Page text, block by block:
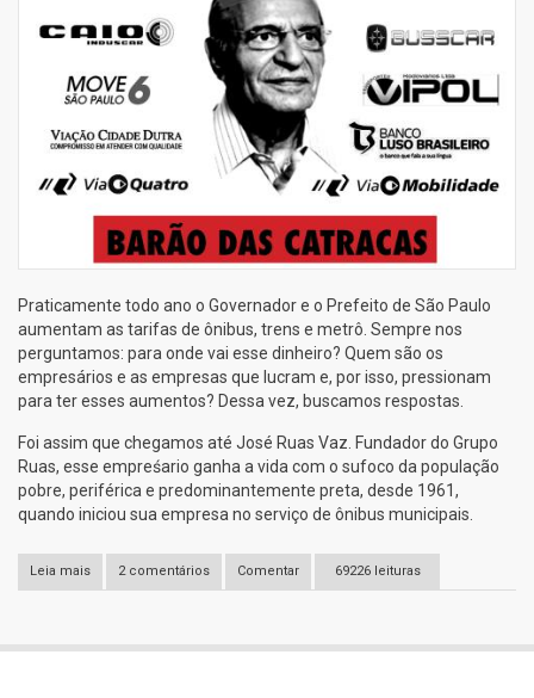
Praticamente todo ano o Governador e o Prefeito de São Paulo
aumentam as tarifas de ônibus, trens e metrô. Sempre nos
perguntamos: para onde vai esse dinheiro? Quem são os
empresários e as empresas que lucram e, por isso, pressionam
para ter esses aumentos? Dessa vez, buscamos respostas.
Foi assim que chegamos até José Ruas Vaz. Fundador do Grupo
Ruas, esse empreśario ganha a vida com o sufoco da população
pobre, periférica e predominantemente preta, desde 1961,
quando iniciou sua empresa no serviço de ônibus municipais.
Leia mais
sobre [São Paulo - SP] BARÕES DA CATRACA: quem são os
empresários que lucram com nosso sufoco?
2 comentários Comentar 69226 leituras